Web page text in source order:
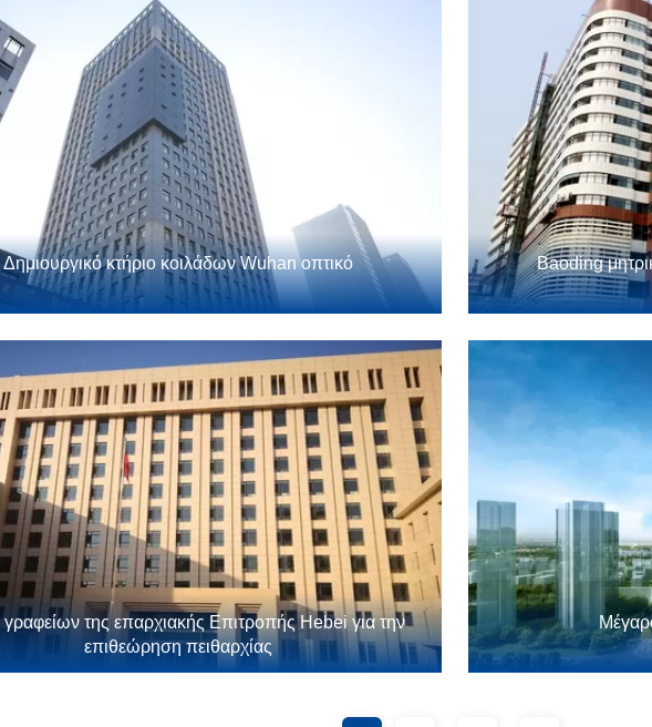
Δημιουργικό κτήριο κοιλάδων Wuhan οπτικό Baoding
γραφείων της επαρχιακής Επιτροπής Hebei για την
επιθεώρηση πειθαρχίας